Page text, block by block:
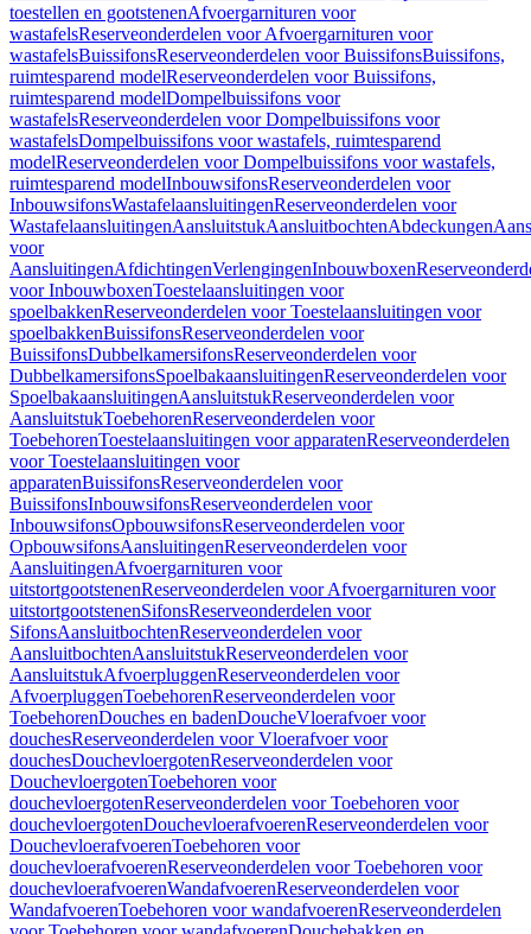
toestellen en gootstenenAfvoergarnituren voor
wastafelsReserveonderdelen voor Afvoergarnituren voor
wastafelsBuissifonsReserveonderdelen voor BuissifonsBuissifons,
ruimtesparend modelReserveonderdelen voor Buissifons,
ruimtesparend modelDompelbuissifons voor
wastafelsReserveonderdelen voor Dompelbuissifons voor
wastafelsDompelbuissifons voor wastafels, ruimtesparend
modelReserveonderdelen voor Dompelbuissifons voor wastafels,
ruimtesparend modelInbouwsifonsReserveonderdelen voor
InbouwsifonsWastafelaansluitingenReserveonderdelen voor
WastafelaansluitingenAansluitstukAansluitbochtenAbdeckungen
voor
AansluitingenAfdichtingenVerlengingenInbouwboxen
voor InbouwboxenToestelaansluitingen voor
spoelbakkenReserveonderdelen voor Toestelaansluitingen voor
spoelbakkenBuissifonsReserveonderdelen voor
BuissifonsDubbelkamersifonsReserveonderdelen voor
DubbelkamersifonsSpoelbakaansluitingenReserveonderdelen voor
SpoelbakaansluitingenAansluitstukReserveonderdelen voor
AansluitstukToebehorenReserveonderdelen voor
ToebehorenToestelaansluitingen voor apparatenReserveonderdelen
voor Toestelaansluitingen voor
apparatenBuissifonsReserveonderdelen voor
BuissifonsInbouwsifonsReserveonderdelen voor
InbouwsifonsOpbouwsifonsReserveonderdelen voor
OpbouwsifonsAansluitingenReserveonderdelen voor
AansluitingenAfvoergarnituren voor
uitstortgootstenenReserveonderdelen voor Afvoergarnituren voor
uitstortgootstenenSifonsReserveonderdelen voor
SifonsAansluitbochtenReserveonderdelen voor
AansluitbochtenAansluitstukReserveonderdelen voor
AansluitstukAfvoerpluggenReserveonderdelen voor
AfvoerpluggenToebehorenReserveonderdelen voor
ToebehorenDouches en badenDoucheVloerafvoer voor
douchesReserveonderdelen voor Vloerafvoer voor
douchesDouchevloergotenReserveonderdelen voor
DouchevloergotenToebehoren voor
douchevloergotenReserveonderdelen voor Toebehoren voor
douchevloergotenDouchevloerafvoerenReserveonderdelen voor
DouchevloerafvoerenToebehoren voor
douchevloerafvoerenReserveonderdelen voor Toebehoren voor
douchevloerafvoerenWandafvoerenReserveonderdelen voor
WandafvoerenToebehoren voor wandafvoerenReserveonderdelen